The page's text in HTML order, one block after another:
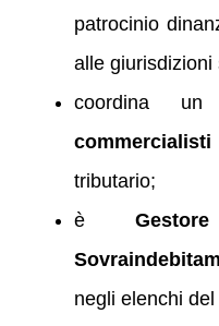
patrocinio
alle giurisdizioni
coordina
commercialisti
tributario;
è
negli elenchi